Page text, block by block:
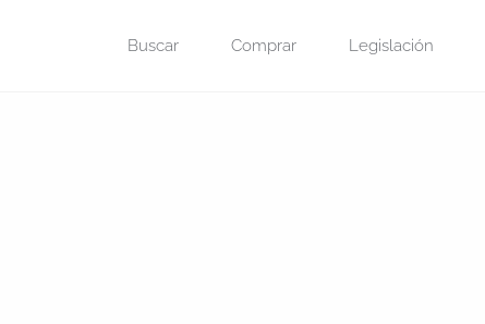
Buscar Comprar Legislación